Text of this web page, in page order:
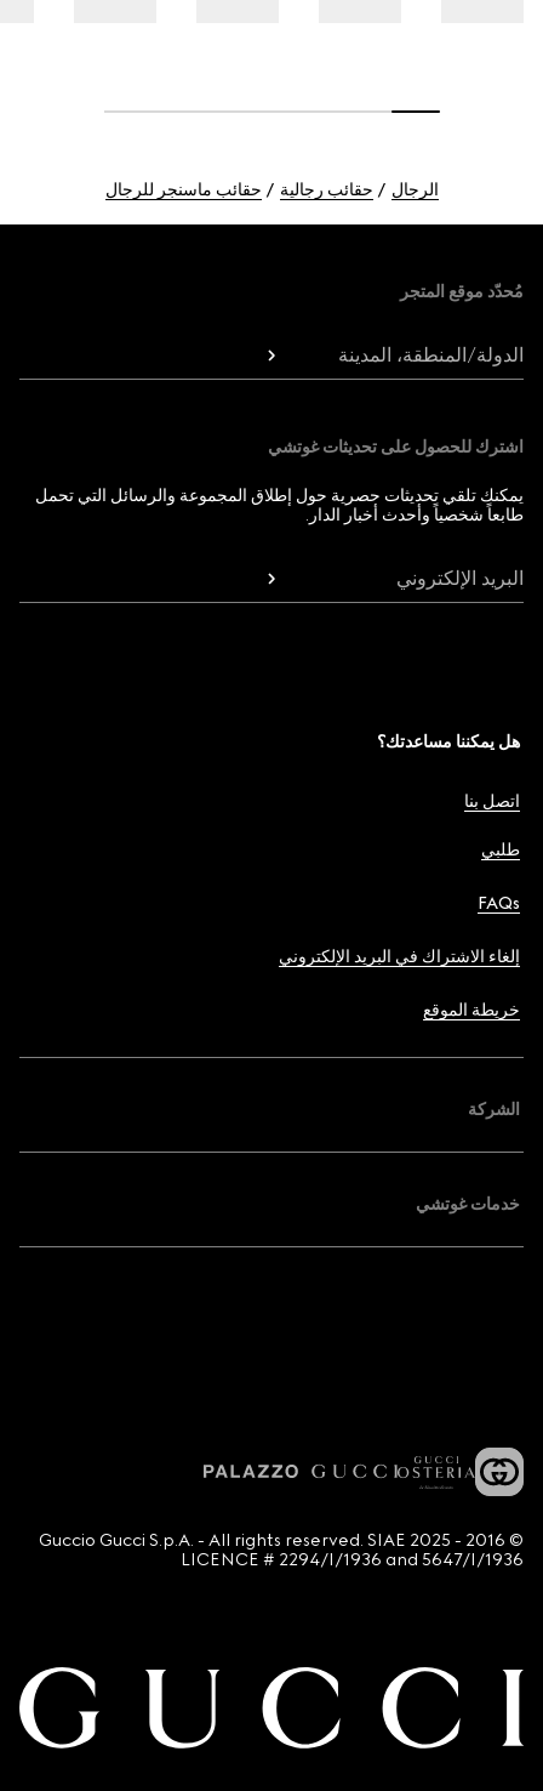
الرجال حقائب رجالية حقائب ماسنجر للرجال
مُحدّد موقع المتجر
الدولة/المنطقة، المدينة
اشترك للحصول على تحديثات غوتشي
يمكنك تلقي تحديثات حصرية حول إطلاق المجموعة والرسائل التي تحمل
طابعاً شخصياً وأحدث أخبار الدار.
البريد الإلكتروني
هل يمكننا مساعدتك؟
اتصل بنا
طلبي
FAQs
إلغاء الاشتراك في البريد الإلكتروني
خريطة الموقع
الشركة
خدمات غوتشي
© 2016 - 2025 Guccio Gucci S.p.A. - All rights reserved. SIAE
LICENCE # 2294/I/1936 and 5647/I/1936